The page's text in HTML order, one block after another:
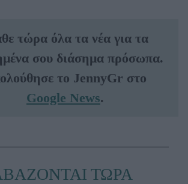
τώρα όλα τα νέα για τα
σου διάσημα πρόσωπα.
το JennyGr στο
Google News.
ΤΩΡΑ